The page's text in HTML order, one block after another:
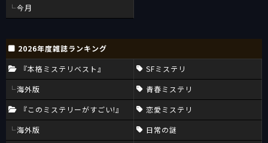
今月
2026年度雑誌ランキング
『本格ミステリベスト』
海外版
『このミステリーがすごい!』
海外版
SFミステリ
青春ミステリ
恋愛ミステリ
日常の謎